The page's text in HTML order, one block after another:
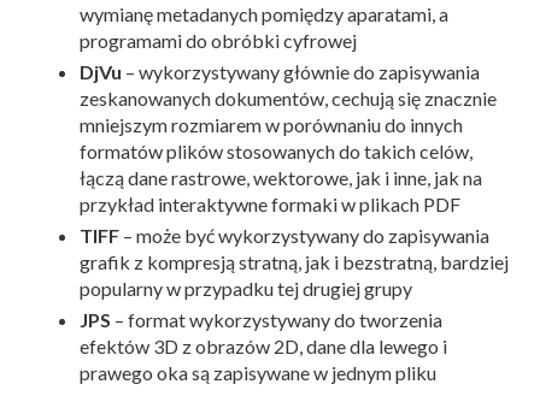
wymianę metadanych pomiędzy aparatami, a
programami do obróbki cyfrowej
DjVu – wykorzystywany głównie do zapisywania
zeskanowanych dokumentów, cechują się znacznie
mniejszym rozmiarem w porównaniu do innych
formatów plików stosowanych do takich celów,
łączą dane rastrowe, wektorowe, jak i inne, jak na
przykład interaktywne formaki w plikach PDF
TIFF – może być wykorzystywany do zapisywania
grafik z kompresją stratną, jak i bezstratną, bardziej
popularny w przypadku tej drugiej grupy
JPS – format wykorzystywany do tworzenia
efektów 3D z obrazów 2D, dane dla lewego i
prawego oka są zapisywane w jednym pliku